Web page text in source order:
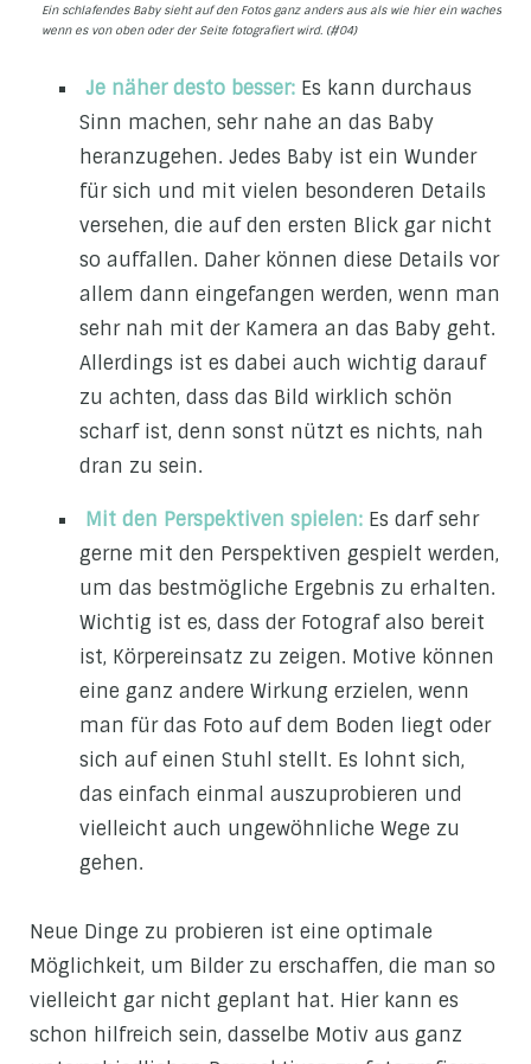
Ein schlafendes Baby sieht auf den Fotos ganz anders aus als wie hier ein waches ,
wenn es von oben oder der Seite fotografiert wird. (#04)
Je näher desto besser: Es kann durchaus
Sinn machen, sehr nahe an das Baby
heranzugehen. Jedes Baby ist ein Wunder
für sich und mit vielen besonderen Details
versehen, die auf den ersten Blick gar nicht
so auffallen. Daher können diese Details vor
allem dann eingefangen werden, wenn man
sehr nah mit der Kamera an das Baby geht.
Allerdings ist es dabei auch wichtig darauf
zu achten, dass das Bild wirklich schön
scharf ist, denn sonst nützt es nichts, nah
dran zu sein.
Mit den Perspektiven spielen: Es darf sehr
gerne mit den Perspektiven gespielt werden,
um das bestmögliche Ergebnis zu erhalten.
Wichtig ist es, dass der Fotograf also bereit
ist, Körpereinsatz zu zeigen. Motive können
eine ganz andere Wirkung erzielen, wenn
man für das Foto auf dem Boden liegt oder
sich auf einen Stuhl stellt. Es lohnt sich,
das einfach einmal auszuprobieren und
vielleicht auch ungewöhnliche Wege zu
gehen.
Neue Dinge zu probieren ist eine optimale
Möglichkeit, um Bilder zu erschaffen, die man so
vielleicht gar nicht geplant hat. Hier kann es
schon hilfreich sein, dasselbe Motiv aus ganz